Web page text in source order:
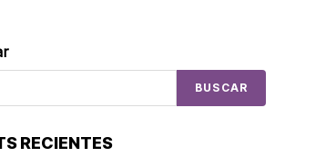
BUSCAR
RECIENTES